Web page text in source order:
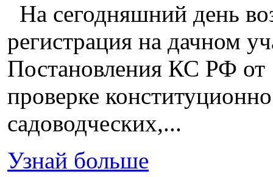
На сегодняшний день
регистрация на дачном
Постановления КС РФ
проверке
садоводческих,...
Узнай больше